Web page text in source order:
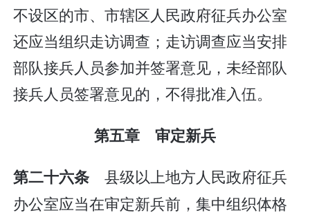
不设区的市、市辖区人民政府征兵办公室
还应当组织走访调查；走访调查应当安排
部队接兵人员参加并签署意见，未经部队
接兵人员签署意见的，不得批准入伍。
第五章 审定新兵
第二十六条 县级以上地方人民政府征兵
办公室应当在审定新兵前，集中组织体格